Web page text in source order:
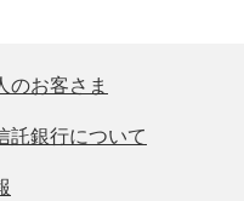
のお客さま
託銀行について